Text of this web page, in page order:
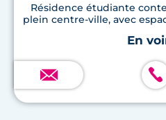
Résidence étudiante
plein centre-ville, avec